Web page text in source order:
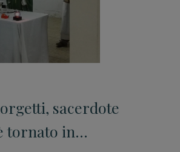
sacerdote
tornato in